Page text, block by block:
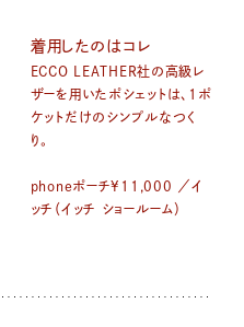
着用したのはコレ
ECCO LEATHER社の高級レ
ザーを用いたポシェットは、1ポ
ケットだけのシンプルなつく
り。
phoneポーチ¥11,000 ／イ
ッチ（イッチ ショールーム）